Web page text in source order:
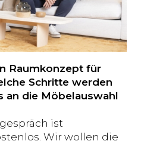
Raumkonzept für
Schritte werden
an die Möbelauswahl
ist
Wir wollen die